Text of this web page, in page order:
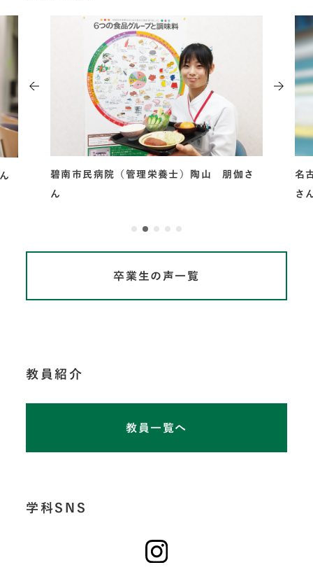
名古屋市立小学校（栄養教諭）藤井 百香
さん
管
（
卒業生の声一覧
教員紹介
教員一覧へ
学科SNS